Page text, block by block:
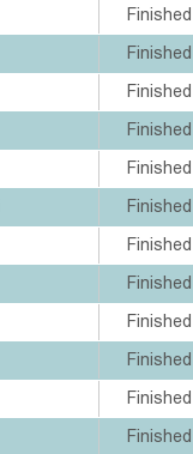
Finished
Finished
Finished
Finished
Finished
Finished
Finished
Finished
Finished
Finished
Finished
Finished